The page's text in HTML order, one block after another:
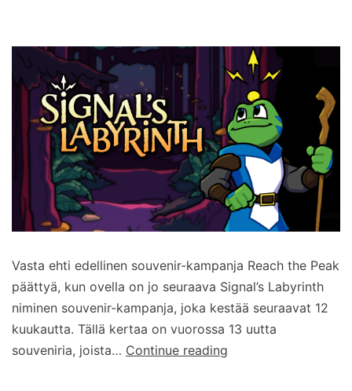
Vasta ehti edellinen souvenir-kampanja Reach the Peak
päättyä, kun ovella on jo seuraava Signal’s Labyrinth
niminen souvenir-kampanja, joka kestää seuraavat 12
kuukautta. Tällä kertaa on vuorossa 13 uutta
souveniria, joista… Continue reading